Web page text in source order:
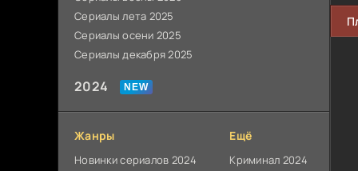
Сериалы лета 2025
Сериалы осени 2025
Сериалы декабря 2025
2024
Жанры
Новинки сериалов 2024
Ещё
Криминал 2024